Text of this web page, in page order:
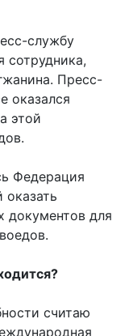
службу
сотрудника,
Пресс-
оказался
этой
Федерация
документов для
считаю